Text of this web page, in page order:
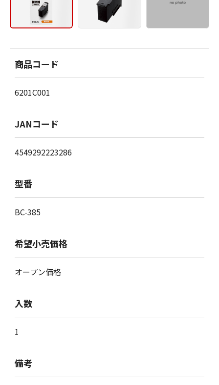
商品コード
6201C001
JANコード
4549292223286
型番
BC-385
希望小売価格
オープン価格
入数
1
備考